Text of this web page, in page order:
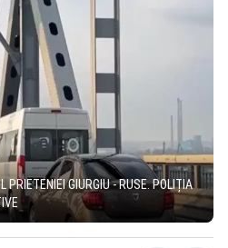
PRIETENIEI GIURGIU - RUSE. POLIȚIA